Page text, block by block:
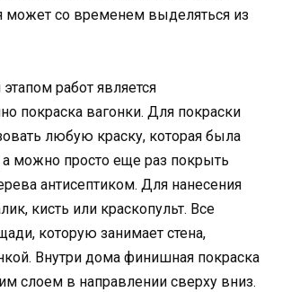
может со временем выделяться из
работ является
покраска вагонки. Для покраски
любую краску, которая была
можно просто еще раз покрыть
антисептиком. Для нанесения
кисть или краскопульт. Все
которую занимает стена,
Внутри дома финишная покраска
слоем в направлении сверху вниз.